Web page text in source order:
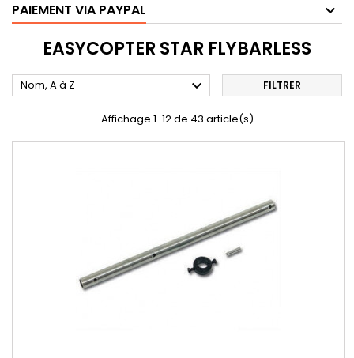
PAIEMENT VIA PAYPAL
EASYCOPTER STAR FLYBARLESS
Nom, A à Z  FILTRER
Affichage 1-12 de 43 article(s)